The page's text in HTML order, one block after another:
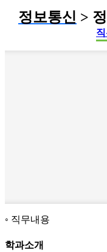
정보통신 >
직무내용
학과소개